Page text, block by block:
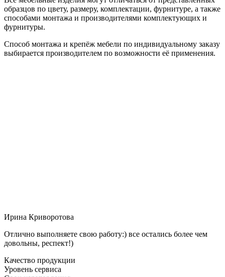
образцов по цвету, размеру, комплектации, фурнитуре, а также
способами монтажа и производителями комплектующих и
фурнитуры.
Способ монтажа и крепёж мебели по индивидуальному заказу
выбирается производителем по возможности её применения.
Ирина Криворотова
Отлично выполняете свою работу:) все остались более чем
довольны, респект!)
Качество продукции
Уровень сервиса